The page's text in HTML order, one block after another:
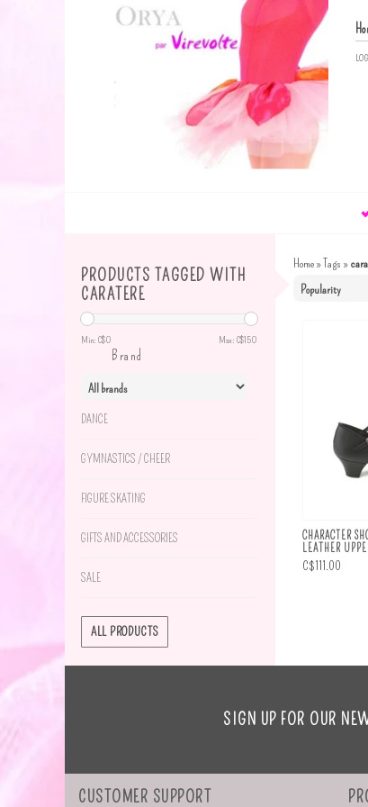
PRODUCTS TAGGED WITH
CARATERE
Min: C$0 Max: C$150
Brand
DANCE
GYMNASTICS / CHEER
FIGURE SKATING
GIFTS AND ACCESSORIES
SALE
ALL PRODUCTS
Home»Tags »
CHARACTER
LEATHER
C$111.00
SIGN UP FOR OUR
CUSTOMER SUPPORT